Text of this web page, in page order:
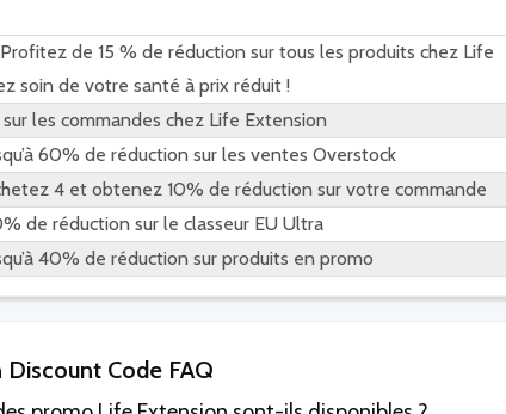
de 15 % de réduction sur tous les produits chez Life
soin de votre santé à prix réduit !
les commandes chez Life Extension
60% de réduction sur les ventes Overstock
4 et obtenez 10% de réduction sur votre commande
de réduction sur le classeur EU Ultra
40% de réduction sur produits en promo
Code FAQ